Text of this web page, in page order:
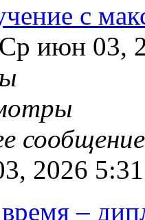
с
июн 03,
2026
–